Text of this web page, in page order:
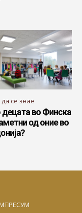
се знае
во Финска
од оние во